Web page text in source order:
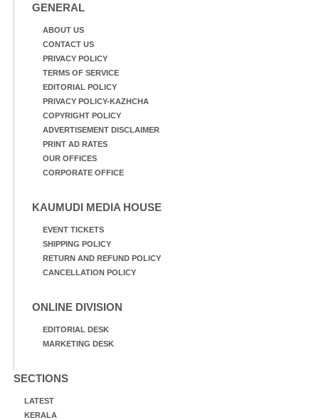
GENERAL
ABOUT US
CONTACT US
PRIVACY POLICY
TERMS OF SERVICE
EDITORIAL POLICY
PRIVACY POLICY-KAZHCHA
COPYRIGHT POLICY
ADVERTISEMENT DISCLAIMER
PRINT AD RATES
OUR OFFICES
CORPORATE OFFICE
KAUMUDI MEDIA HOUSE
EVENT TICKETS
SHIPPING POLICY
RETURN AND REFUND POLICY
CANCELLATION POLICY
ONLINE DIVISION
EDITORIAL DESK
MARKETING DESK
SECTIONS
LATEST
KERALA